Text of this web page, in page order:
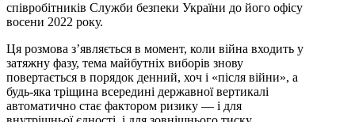
співробітників Служби безпеки України до його офісу
восени 2022 року.
Ця розмова з’являється в момент, коли війна входить у
затяжну фазу, тема майбутніх виборів знову
повертається в порядок денний, хоч і «після війни», а
будь-яка тріщина всередині державної вертикалі
автоматично стає фактором ризику — і для